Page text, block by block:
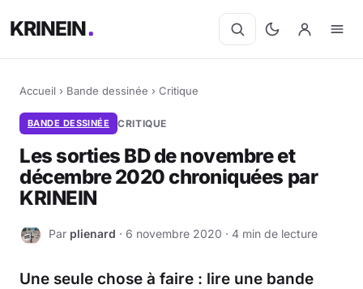
KRINEIN
Accueil › Bande dessinée › Critique
BANDE DESSINÉE CRITIQUE
Les sorties BD de novembre et
décembre 2020 chroniquées par
KRINEIN
P Par plienard · 6 novembre 2020 · 4 min de lecture
Une seule chose à faire : lire une bande